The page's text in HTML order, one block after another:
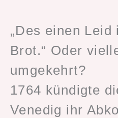
„Des einen
Brot.“ Oder
umgekehrt?
1764 kündigte
Venedig ihr